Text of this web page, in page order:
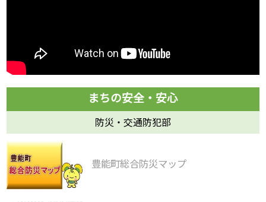
防災・交通防犯部
豊能町総合防災マップ